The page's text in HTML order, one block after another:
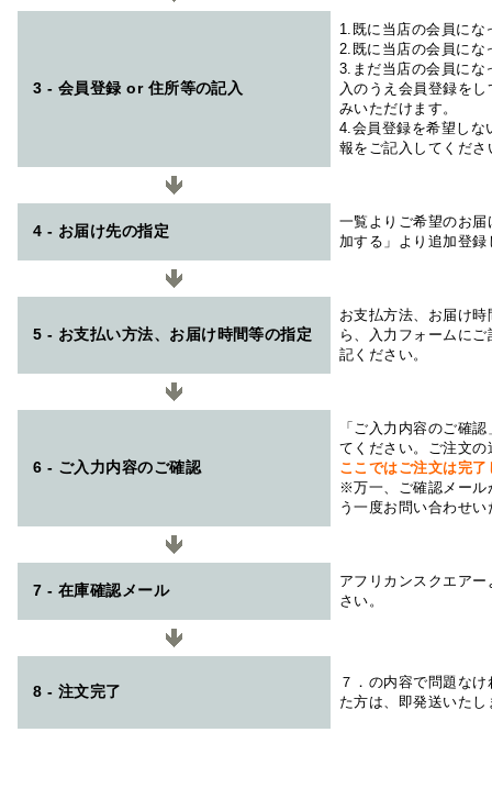
3 - 会員登録 or 住所等の記入
1.既に当店の会員にな
2.既に当店の会員にな
3.まだ当店の会員にな
入のうえ会員登録を
みいただけます。
4.会員登録を希望しな
報をご記入してくださ
4 - お届け先の指定
一覧よりご希望のお
加する」より追加登
5 - お支払い方法、お届け時間等の指定
お支払方法、お届け
ら、入力フォームに
記ください。
6 - ご入力内容のご確認
「ご入力内容のご確
てください。ご注文
ここではご注文は完
※万一、ご確認メール
う一度お問い合わせ
7 - 在庫確認メール
アフリカンスクエアー
さい。
8 - 注文完了
７．の内容で問題な
た方は、即発送いたし